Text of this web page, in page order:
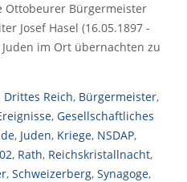
Ottobeurer Bürgermeister
Josef Hasel (16.05.1897 -
im Ort übernachten zu
Reich, Bürgermeister,
, Gesellschaftliches
, Juden, Kriege, NSDAP,
, Rath, Reichskristallnacht,
, Schweizerberg, Synagoge,